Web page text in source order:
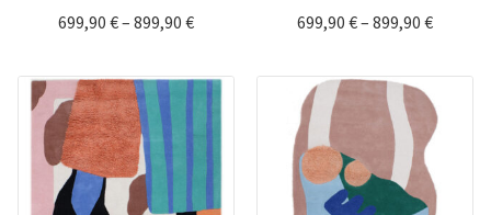
699,90 €– 899,90 €Price
699,90 €
899,90 €
699,90 €– 899,90 €Price
699,90 €
899,90 €